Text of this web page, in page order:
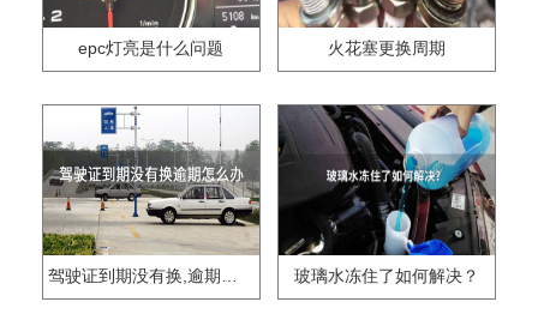
epc灯亮是什么问题 火花塞更换周期
驾驶证到期没有换,逾期怎么办?? 玻璃水冻住了如何解决？